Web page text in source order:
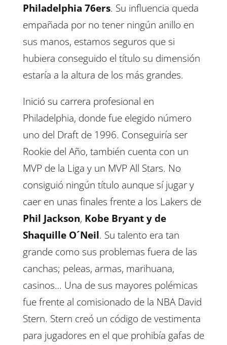
Philadelphia 76ers. Su influencia queda
empañada por no tener ningún anillo en
sus manos, estamos seguros que si
hubiera conseguido el título su dimensión
estaría a la altura de los más grandes.
Inició su carrera profesional en
Philadelphia, donde fue elegido número
uno del Draft de 1996. Conseguiría ser
Rookie del Año, también cuenta con un
MVP de la Liga y un MVP All Stars. No
consiguió ningún título aunque sí jugar y
caer en unas finales frente a los Lakers de
Phil Jackson, Kobe Bryant y de
Shaquille O´Neil. Su talento era tan
grande como sus problemas fuera de las
canchas; peleas, armas, marihuana,
casinos… Una de sus mayores polémicas
fue frente al comisionado de la NBA David
Stern. Stern creó un código de vestimenta
para jugadores en el que prohibía gafas de